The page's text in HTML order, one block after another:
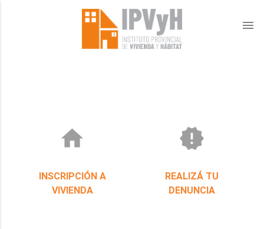
menu
home
INSCRIPCIÓN A
VIVIENDA
new_releases
REALIZÁ TU
DENUNCIA